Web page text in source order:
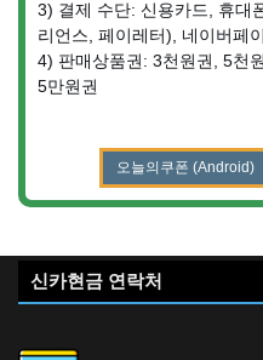
3) 결제 수단: 신용카드, 휴대
리언스, 페이레터), 네이버페
4) 판매상품권: 3천원권, 5천
5만원권
오늘의쿠폰 (Android)
신카현금 연락처